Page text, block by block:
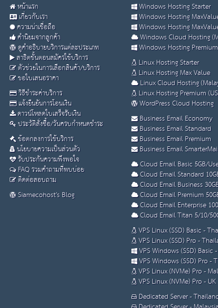
หน้าแรก
เกี่ยวกับเรา
ความน่าเชื่อถือ
คำนิยมจากลูกค้า
ดูคำอธิบายบริการแต่ละประเภท
สาธิตขั้นตอนสมัครใช้บริการ
ตัวช่วยในการเลือกสินค้า/บริการ
ขอใบเสนอราคา
วิธีชำระค่าบริการ
แจ้งยืนยันการโอนเงิน
ดาวน์โหลดใบเสร็จรับเงิน
ประวัติสั่งซื้อ/วันครบกำหนดชำระ
ข้อตกลงการใช้บริการ
นโยบายความเป็นส่วนตัว
รับประกันความพึงพอใจ
FAQ รวมคำถามที่พบบ่อย
ติดต่อสอบถาม
Siamecohost's Blog
Windows Hosting Starter
Windows Hosting
Windows Hosting
Windows Cloud Hosting
Windows Hosting
Linux Hosting Starter
Linux Hosting Max Value
Linux Cloud Hosting
Linux Hosting Premium
WordPress Cloud Hosting
Business Email Economy
Business Email Standard
Business Email Premium
Business Email
Cloud Email Basic 5GB/
Cloud Email Standard
Cloud Email Business
Cloud Email Premium
Cloud Email Enterprise
Cloud Email Titan 5/10/
VPS Linux (SSD) Basic -
VPS Linux (SSD) Pro -
VPS Windows (SSD) Basic
VPS Windows (SSD) Pro -
VPS Linux (NVMe) Pro -
VPS Linux (NVMe) Pro - UK
Dedicated Server -